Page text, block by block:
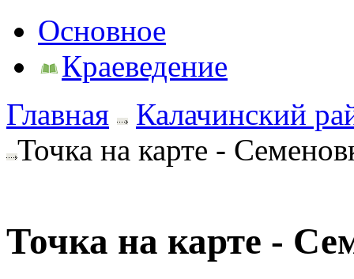
Основное
Краеведение
Главная
Калачинский
Точка на карте -
Точка на карте -